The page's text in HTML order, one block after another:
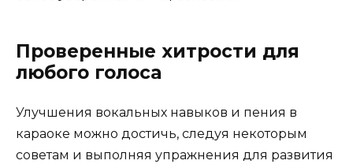
Проверенные хитрости для
любого голоса
Улучшения вокальных навыков и пения в
караоке можно достичь, следуя некоторым
советам и выполняя упражнения для развития